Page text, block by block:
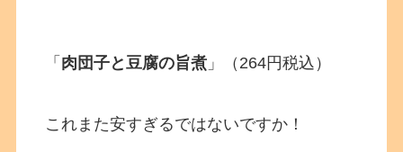
「 肉団子と豆腐の旨煮 」（264円税込）
これまた安すぎるではないですか！